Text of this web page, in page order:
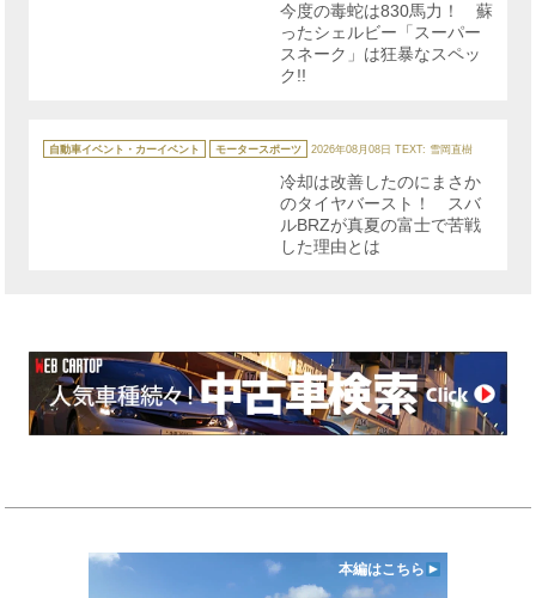
今度の毒蛇は830馬力！ 蘇
ったシェルビー「スーパー
スネーク」は狂暴なスペッ
ク!!
テ
ゴ
自動車イベント・カーイベント モータースポーツ 2026年08月08日 TEXT: 雪岡直樹
冷却は改善したのにまさか
のタイヤバースト！ スバ
ルBRZが真夏の富士で苦戦
した理由とは
本編はこちら